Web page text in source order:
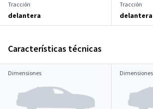
Tracción
delantera
Tracción
delantera
Características técnicas
Dimensiones Dimensiones